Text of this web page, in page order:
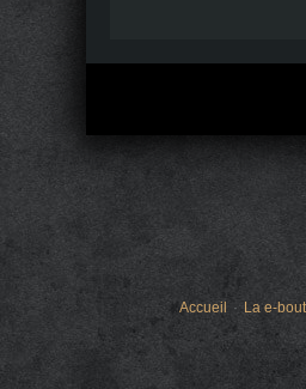
Accueil La e-